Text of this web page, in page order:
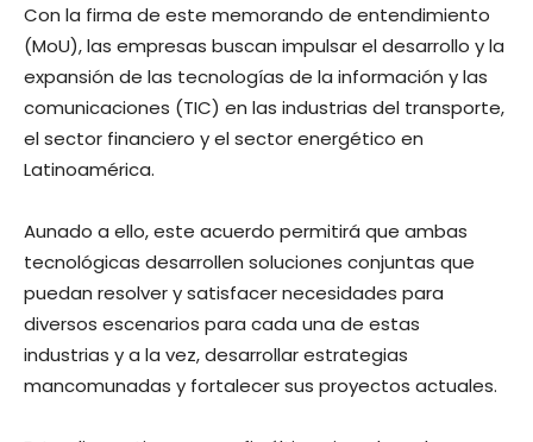
Con la firma de este memorando de entendimiento
(MoU), las empresas buscan impulsar el desarrollo y la
expansión de las tecnologías de la información y las
comunicaciones (TIC) en las industrias del transporte,
el sector financiero y el sector energético en
Latinoamérica.
Aunado a ello, este acuerdo permitirá que ambas
tecnológicas desarrollen soluciones conjuntas que
puedan resolver y satisfacer necesidades para
diversos escenarios para cada una de estas
industrias y a la vez, desarrollar estrategias
mancomunadas y fortalecer sus proyectos actuales.